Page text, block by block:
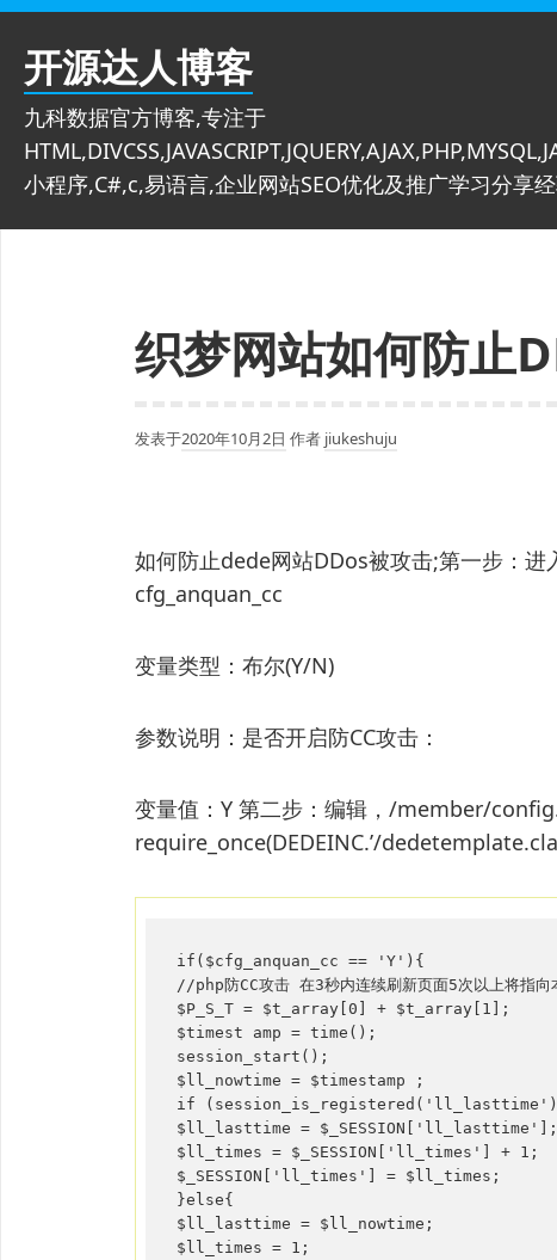
跳
开源达人博客
九科数据官方博客,专注于
小程序,C#,c,易语言,企业网站SEO优化及推广学习分享
织梦网站如何防止
发表于2020年10月2日 作者 jiukeshuju
如何防止dede网站DDos被攻击;第一步：进
cfg_anquan_cc
变量类型：布尔(Y/N)
参数说明：是否开启防CC攻击：
变量值：Y 第二步：编辑，/member/
require_once(DEDEINC.’/
if($cfg_anquan_cc == 'Y'){
//php防CC攻击 在3秒内连续刷新页面5次以上将
$P_S_T = $t_array[0] + $t_array[1];
$timest amp = time();
session_start();
$ll_nowtime = $timestamp ;
if
$ll_lasttime = $_SESSION['ll_lasttime'];
$ll_times = $_SESSION['ll_times'] + 1;
$_SESSION['ll_times'] = $ll_times;
}else{
$ll_lasttime = $ll_nowtime;
$ll_times = 1;